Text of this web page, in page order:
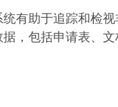
有助于追踪和检
，包括申请表、文